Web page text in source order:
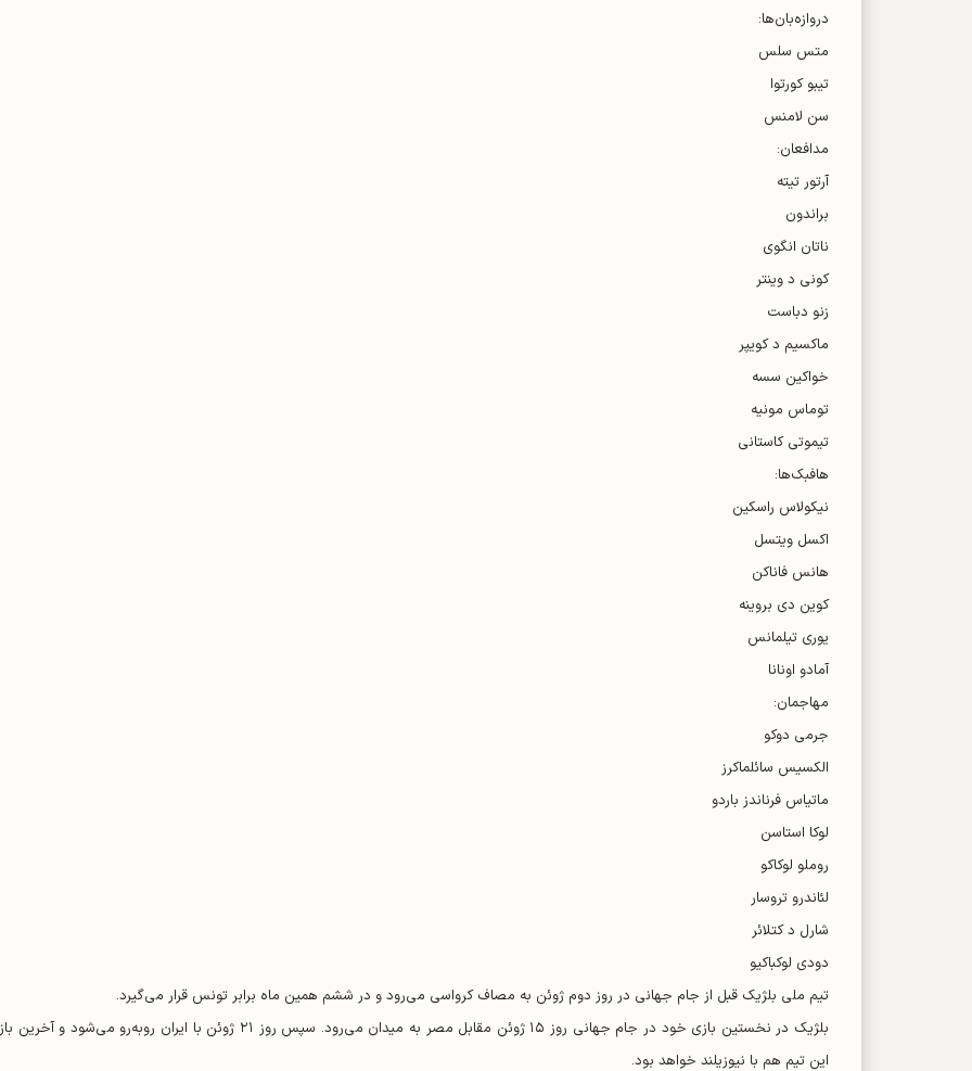
دروازه‌بان‌ها:
متس سلس
تیبو کورتوا
سن لامنس
مدافعان:
آرتور تیته
براندون
ناتان انگوی
کونی د وینتر
زنو دباست
ماکسیم د کویپر
خواکین سسه
توماس مونیه
تیموتی کاستانی
هافبک‌ها:
نیکولاس راسکین
اکسل ویتسل
هانس فاناکن
کوین دی بروینه
یوری تیلمانس
آمادو اونانا
مهاجمان:
جرمی دوکو
الکسیس سائلماکرز
ماتیاس فرناندز باردو
لوکا استاسن
روملو لوکاکو
لئاندرو تروسار
شارل د کتلائر
دودی لوکباکیو
تیم ملی بلژیک قبل از جام جهانی در روز دوم ژوئن به مصاف کرواسی می‌رود و در ششم همین ماه برابر تونس قرار می‌گیرد.
بلژیک در نخستین بازی خود در جام جهانی روز ۱۵ ژوئن مقابل مصر به میدان می‌رود. سپس روز ۲۱ ژوئن با ایران رو‌به‌رو می‌شود و
این تیم هم با نیوزیلند خواهد بود.